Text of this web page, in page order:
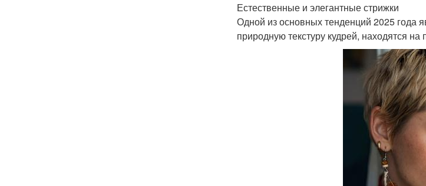
Естественные и элегантные стрижки
Одной из основных тенденций 2025 года
природную текстуру кудрей, находятся